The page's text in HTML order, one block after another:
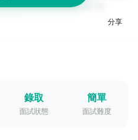
分享
錄取
面試狀態
簡單
面試難度